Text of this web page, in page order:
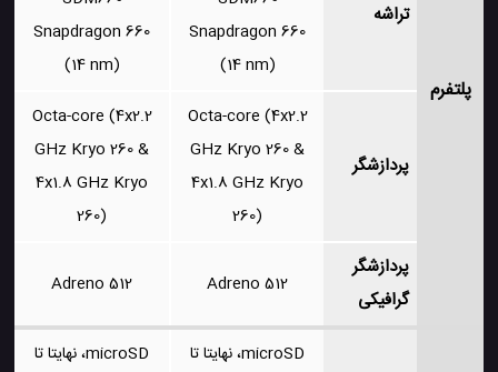
پلتفرم
تراشه
Snapdragon 660
(14 nm)
Snapdragon 660
(14 nm)
پردازشگر
Octa-core (4x2.2
GHz Kryo 260 &
4x1.8 GHz Kryo
260)
Octa-core (4x2.2
GHz Kryo 260 &
4x1.8 GHz Kryo
260)
پردازشگر
گرافیکی
Adreno 512
Adreno 512
microSD، نهایتا تا
microSD، نهایتا تا